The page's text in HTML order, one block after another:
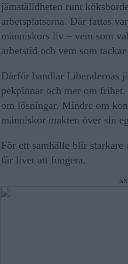
jämställdheten runt
arbetsplatserna. Där fattas
människors liv – vem som
arbetstid och vem som
Därför handlar Liberalernas
pekpinnar och mer om
om lösningar. Mindre om
människor makten över sin
För ett samhälle blir
får livet att fungera.